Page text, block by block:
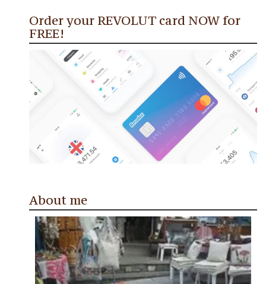
Order your REVOLUT card NOW for
FREE!
About me